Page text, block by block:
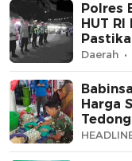
Polres
HUT
dan
Daerah
Harga
Tedong